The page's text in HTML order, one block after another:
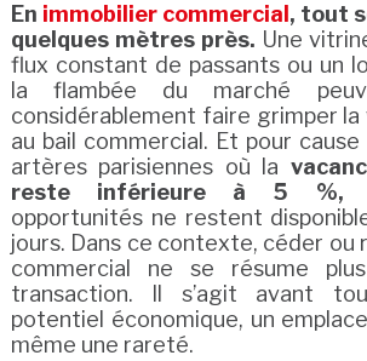
En immobilier commercial , tout
quelques mètres près. Une
flux constant de passants ou un
la flambée du marché
considérablement faire grimper la
au bail commercial. Et pour
artères parisiennes où la
reste inférieure à 5 %,
opportunités ne restent
jours. Dans ce contexte, céder ou
commercial ne se résume
transaction. Il s’agit avant
potentiel économique, un
même une rareté.